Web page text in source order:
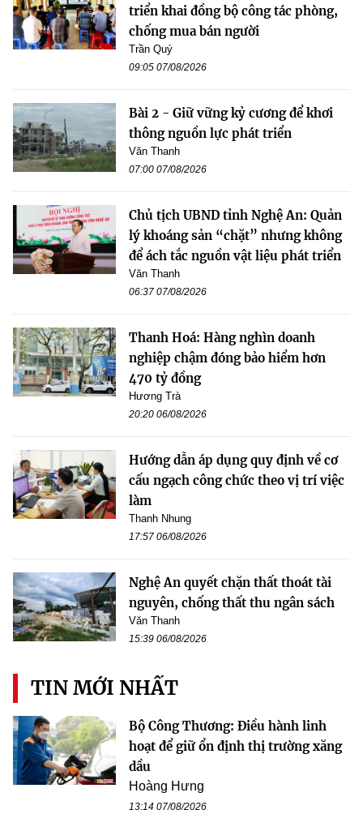
triển khai đồng bộ công tác phòng,
chống mua bán người
Trần Quý
09:05 07/08/2026
Bài 2 - Giữ vững kỷ cương để khơi
thông nguồn lực phát triển
Văn Thanh
07:00 07/08/2026
Chủ tịch UBND tỉnh Nghệ An: Quản
lý khoáng sản “chặt” nhưng không
để ách tắc nguồn vật liệu phát triển
Văn Thanh
06:37 07/08/2026
Thanh Hoá: Hàng nghìn doanh
nghiệp chậm đóng bảo hiểm hơn
470 tỷ đồng
Hương Trà
20:20 06/08/2026
Hướng dẫn áp dụng quy định về cơ
cấu ngạch công chức theo vị trí việc
làm
Thanh Nhung
17:57 06/08/2026
Nghệ An quyết chặn thất thoát tài
nguyên, chống thất thu ngân sách
Văn Thanh
15:39 06/08/2026
TIN MỚI NHẤT
Bộ Công Thương: Điều hành linh
hoạt để giữ ổn định thị trường xăng
dầu
Hoàng Hưng
13:14 07/08/2026